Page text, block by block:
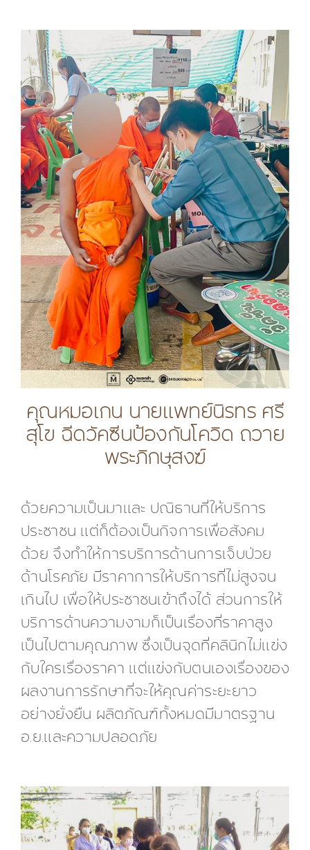
คุณหมอเกน นายแพทย์นิรทร ศรี
สุโข ฉีดวัคซีนป้องกันโควิด ถวาย
พระภิกษุสงฆ์
ด้วยความเป็นมาและ ปณิธานที่ให้บริการ
ประชาชน แต่ก็ต้องเป็นกิจการเพื่อสังคม
ด้วย จึงทำให้การบริการด้านการเจ็บป่วย
ด้านโรคภัย มีราคาการให้บริการที่ไม่สูงจน
เกินไป เพื่อให้ประชาชนเข้าถึงได้ ส่วนการให้
บริการด้านความงามก็เป็นเรื่องที่ราคาสูง
เป็นไปตามคุณภาพ ซึ่งเป็นจุดที่คลินิกไม่แข่ง
กับใครเรื่องราคา แต่แข่งกับตนเองเรื่องของ
ผลงานการรักษาที่จะให้คุณค่าระยะยาว
อย่างยั่งยืน ผลิตภัณฑ์ทั้งหมดมีมาตรฐาน
อ.ย.และความปลอดภัย